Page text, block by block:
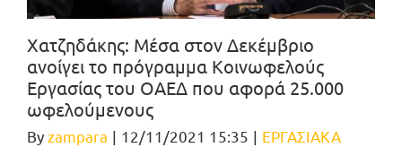
Χατζηδάκης: Μέσα στον Δεκέμβριο
ανοίγει το πρόγραμμα Κοινωφελούς
Εργασίας του ΟΑΕΔ που αφορά 25.000
ωφελούμενους
Byzampara | 12/11/2021 15:35 | ΕΡΓΑΣΙΑΚΑ